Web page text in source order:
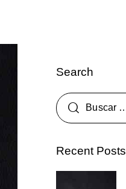
Search
Recent Posts